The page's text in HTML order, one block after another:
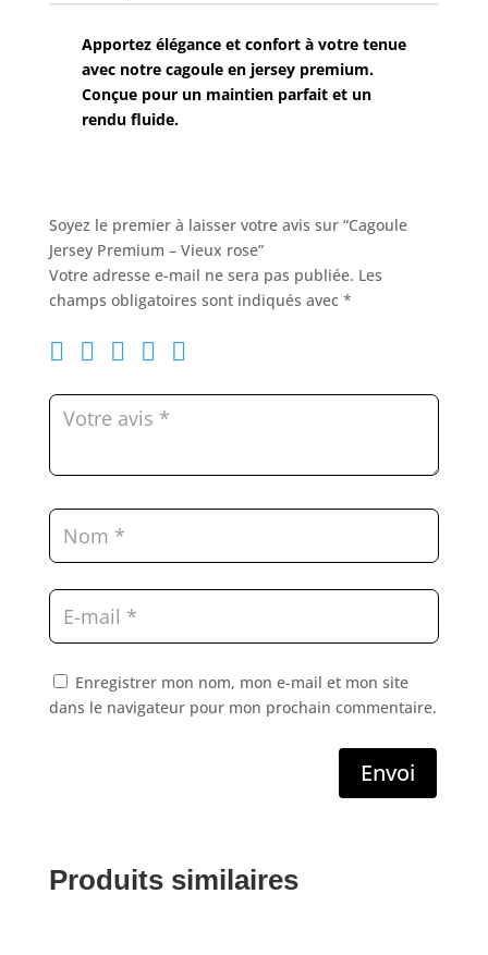
VieuxApportez élégance et confort à votre tenue
avec notre cagoule en jersey premium.
Conçue pour un maintien parfait et un
rendu fluide.
Soyez le premier à laisser votre avis sur “Cagoule
Jersey Premium – Vieux rose”
Votre adresse e-mail ne sera pas publiée. Les
champs obligatoires sont indiqués avec *
Enregistrer mon nom, mon e-mail et mon site
dans le navigateur pour mon prochain commentaire.
Envoi
Produits similaires